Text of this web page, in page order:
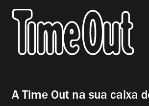
A Time Out na sua caixa